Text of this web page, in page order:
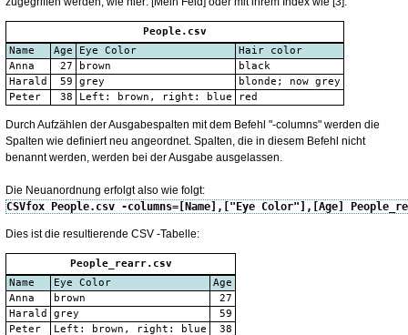
People.csv
Name
Age Eye Color
Hair color
Anna
27 brown
black
Harald
59 grey
blonde; now grey
Peter
38 Left: brown, right: blue red
Durch Aufzählen der Ausgabespalten mit dem Befehl "-columns" werden die
Spalten wie definiert neu angeordnet. Spalten, die in diesem Befehl nicht
benannt werden, werden bei der Ausgabe ausgelassen.
Die Neuanordnung erfolgt also wie folgt:
CSVfox People.csv -columns=[Name],["Eye Color"],[Age]
Dies ist die resultierende CSV -Tabelle:
People_rearr.csv
Name
Eye Color
Age
Anna
brown
27
Harald
grey
59
Peter
Left: brown, right: blue 38